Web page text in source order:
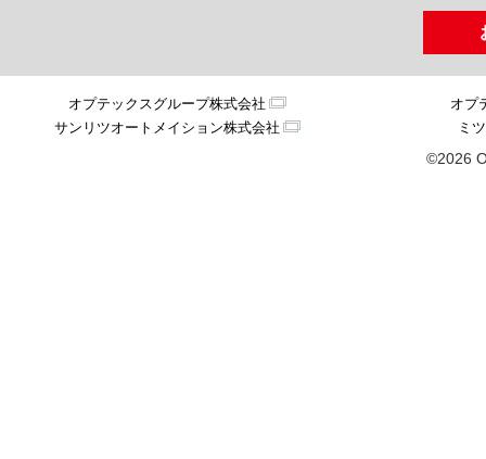
オプテックスグループ株式会社
オプ
サンリツオートメイション株式会社
ミ
©2026